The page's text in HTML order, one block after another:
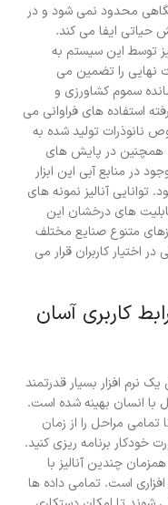
محدود نمی شود و در
حیاتی ایفا می کند.
توسط این سیستم به
نهایی را تضمین می
سموم کشاورزی و
استفاده های فراوانی می
نانوذرات تولید شده به
همچنین در پایش های
در منابع آبی این ابزار
توانایی آنالیز نمونه های
های درخشان این
متنوع صنایع مختلف
در اختیار کاربران قرار می
کاربری آسان
نرم افزار بسیار قدرتمند
با انسان بهینه شده است.
مراحل را از زمان
خودکار برنامه ریزی کنید.
چندین آنالیز با
است. تمامی داده ها